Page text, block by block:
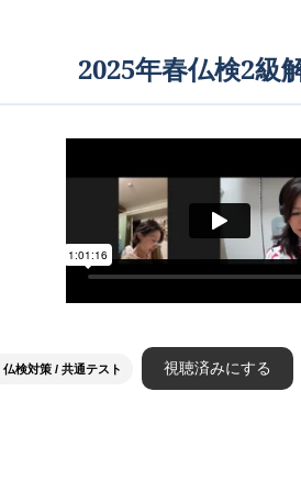
2025年春仏検2級
検対策 / 共通テスト 視聴済みにする